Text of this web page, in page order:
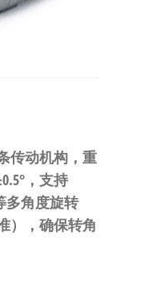
传动机构，重
​，支持
多角度旋转
），确保转角